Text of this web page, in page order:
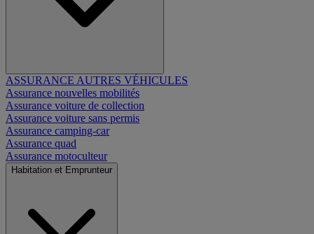
ASSURANCE AUTRES VÉHICULES
Assurance nouvelles mobilités
Assurance voiture de collection
Assurance voiture sans permis
Assurance camping-car
Assurance quad
Assurance motoculteur
Habitation et Emprunteur